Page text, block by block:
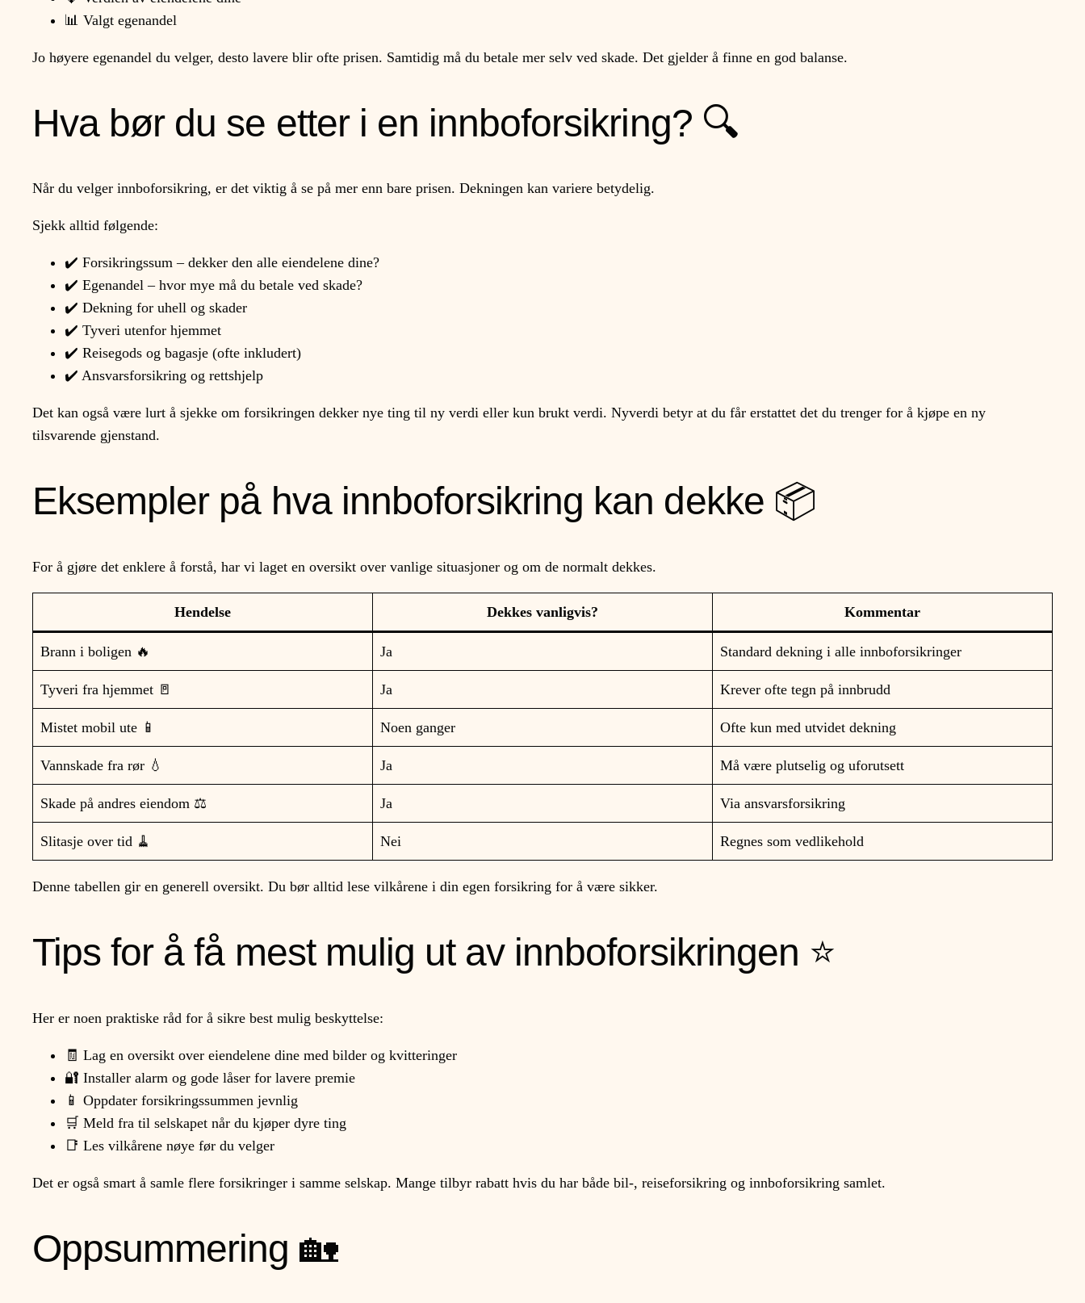
📊 Valgt egenandel
Jo høyere egenandel du velger, desto lavere blir ofte prisen. Samtidig må du betale mer selv ved skade. Det gjelder å finne en god balanse.
Hva bør du se etter i en innboforsikring? 🔍
Når du velger innboforsikring, er det viktig å se på mer enn bare prisen. Dekningen kan variere betydelig.
Sjekk alltid følgende:
✔️ Forsikringssum – dekker den alle eiendelene dine?
✔️ Egenandel – hvor mye må du betale ved skade?
✔️ Dekning for uhell og skader
✔️ Tyveri utenfor hjemmet
✔️ Reisegods og bagasje (ofte inkludert)
✔️ Ansvarsforsikring og rettshjelp
Det kan også være lurt å sjekke om forsikringen dekker nye ting til ny verdi eller kun brukt verdi. Nyverdi betyr at du får erstattet det du trenger for å kjøpe en ny
tilsvarende gjenstand.
Eksempler på hva innboforsikring kan dekke 📦
For å gjøre det enklere å forstå, har vi laget en oversikt over vanlige situasjoner og om de normalt dekkes.
Hendelse Dekkes vanligvis? Kommentar
Brann i boligen 🔥 Ja Standard dekning i alle innboforsikringer
Tyveri fra hjemmet 🚪 Ja Krever ofte tegn på innbrudd
Mistet mobil ute 📱 Noen ganger Ofte kun med utvidet dekning
Vannskade fra rør 💧 Ja Må være plutselig og uforutsett
Skade på andres eiendom ⚖️ Ja Via ansvarsforsikring
Slitasje over tid 🧹 Nei Regnes som vedlikehold
Denne tabellen gir en generell oversikt. Du bør alltid lese vilkårene i din egen forsikring for å være sikker.
Tips for å få mest mulig ut av innboforsikringen ⭐
Her er noen praktiske råd for å sikre best mulig beskyttelse:
🧾 Lag en oversikt over eiendelene dine med bilder og kvitteringer
🔐 Installer alarm og gode låser for lavere premie
📱 Oppdater forsikringssummen jevnlig
🛒 Meld fra til selskapet når du kjøper dyre ting
📑 Les vilkårene nøye før du velger
Det er også smart å samle flere forsikringer i samme selskap. Mange tilbyr rabatt hvis du har både bil-, reiseforsikring og innboforsikring samlet.
Oppsummering 🏡